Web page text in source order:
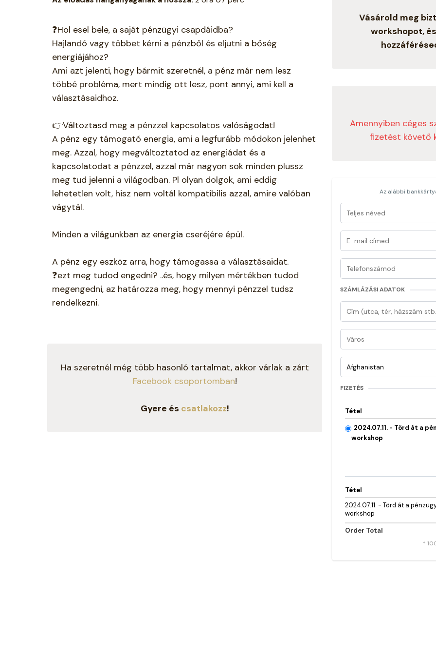
❓Hol esel bele, a saját pénzügyi csapdáidba?
Hajlandó vagy többet kérni a pénzből és eljutni a bőség
energiájához?
Ami azt jelenti, hogy bármit szeretnél, a pénz már nem lesz
többé probléma, mert mindig ott lesz, pont annyi, ami kell a
választásaidhoz.
👉Változtasd meg a pénzzel kapcsolatos valóságodat!
A pénz egy támogató energia, ami a legfurább módokon jelenhet
meg. Azzal, hogy megváltoztatod az energiádat és a
kapcsolatodat a pénzzel, azzal már nagyon sok minden plussz
meg tud jelenni a világodban. Pl olyan dolgok, ami eddig
lehetetlen volt, hisz nem voltál kompatibilis azzal, amire valóban
vágytál.
Minden a világunkban az energia cseréjére épül.
A pénz egy eszköz arra, hogy támogassa a választásaidat.
❓ezt meg tudod engedni? ..és, hogy milyen mértékben tudod
megengedni, az határozza meg, hogy mennyi pénzzel tudsz
rendelkezni.
Ha szeretnél még több hasonló tartalmat, akkor várlak a zárt
Facebook csoportomban!
Gyere és csatlakozz!
Vásárold meg
workshopot,
Amennyiben céges
fizetést követő
Az alábbi
SZÁMLÁZÁSI ADATOK
FIZETÉS
Tétel
2024.07.11. - Törd át a
workshop
Tétel
2024.07.11. - Törd át a
workshop
Order Total
*